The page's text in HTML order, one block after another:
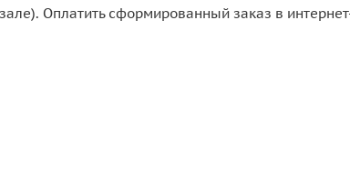
Оплатить сформированный заказ в